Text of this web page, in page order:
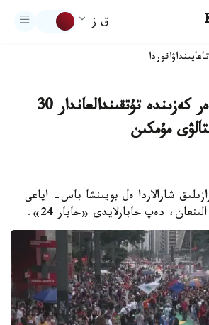
ق ز
تاعايىنداۋاقوردا
برازيليادا ەرەۋىلدەر كەزىندە تۇتقىندالعاندار 30
مۇمكىن
شارالاردا ەل بويىنشا باس- اياعى